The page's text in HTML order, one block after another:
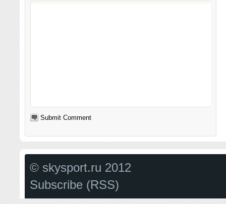
© skysport.ru 2012
Subscribe (RSS)